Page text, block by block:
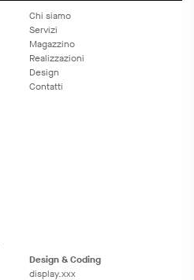
Chi siamo
Servizi
Magazzino
Realizzazioni
Design
Contatti
Design & Coding
display.xxx